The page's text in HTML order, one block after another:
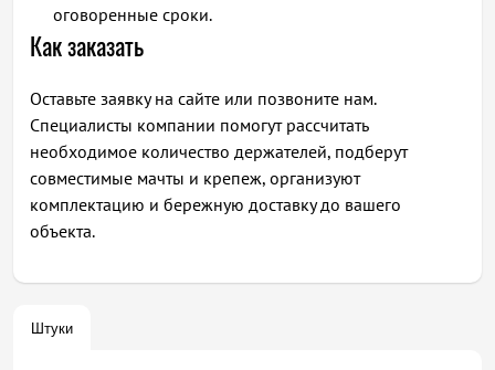
оговоренные сроки.
Как заказать
Оставьте заявку на сайте или позвоните нам.
Специалисты компании помогут рассчитать
необходимое количество держателей, подберут
совместимые мачты и крепеж, организуют
комплектацию и бережную доставку до вашего
объекта.
Штуки